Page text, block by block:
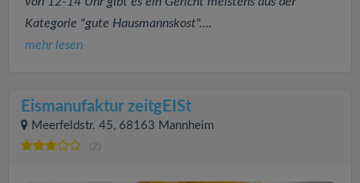
Kategorie "gute Hausmannskost"....
mehr lesen
Eismanufaktur zeitgEISt
Meerfeldstr. 45, 68163 Mannheim
(2)